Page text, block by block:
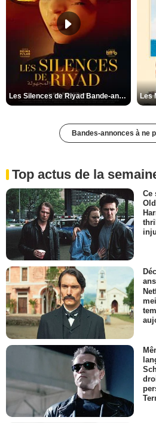
Les Silences de Riyad Bande-annonce VO STFR
Bandes-annonces à ne
Top actus de la
Ce